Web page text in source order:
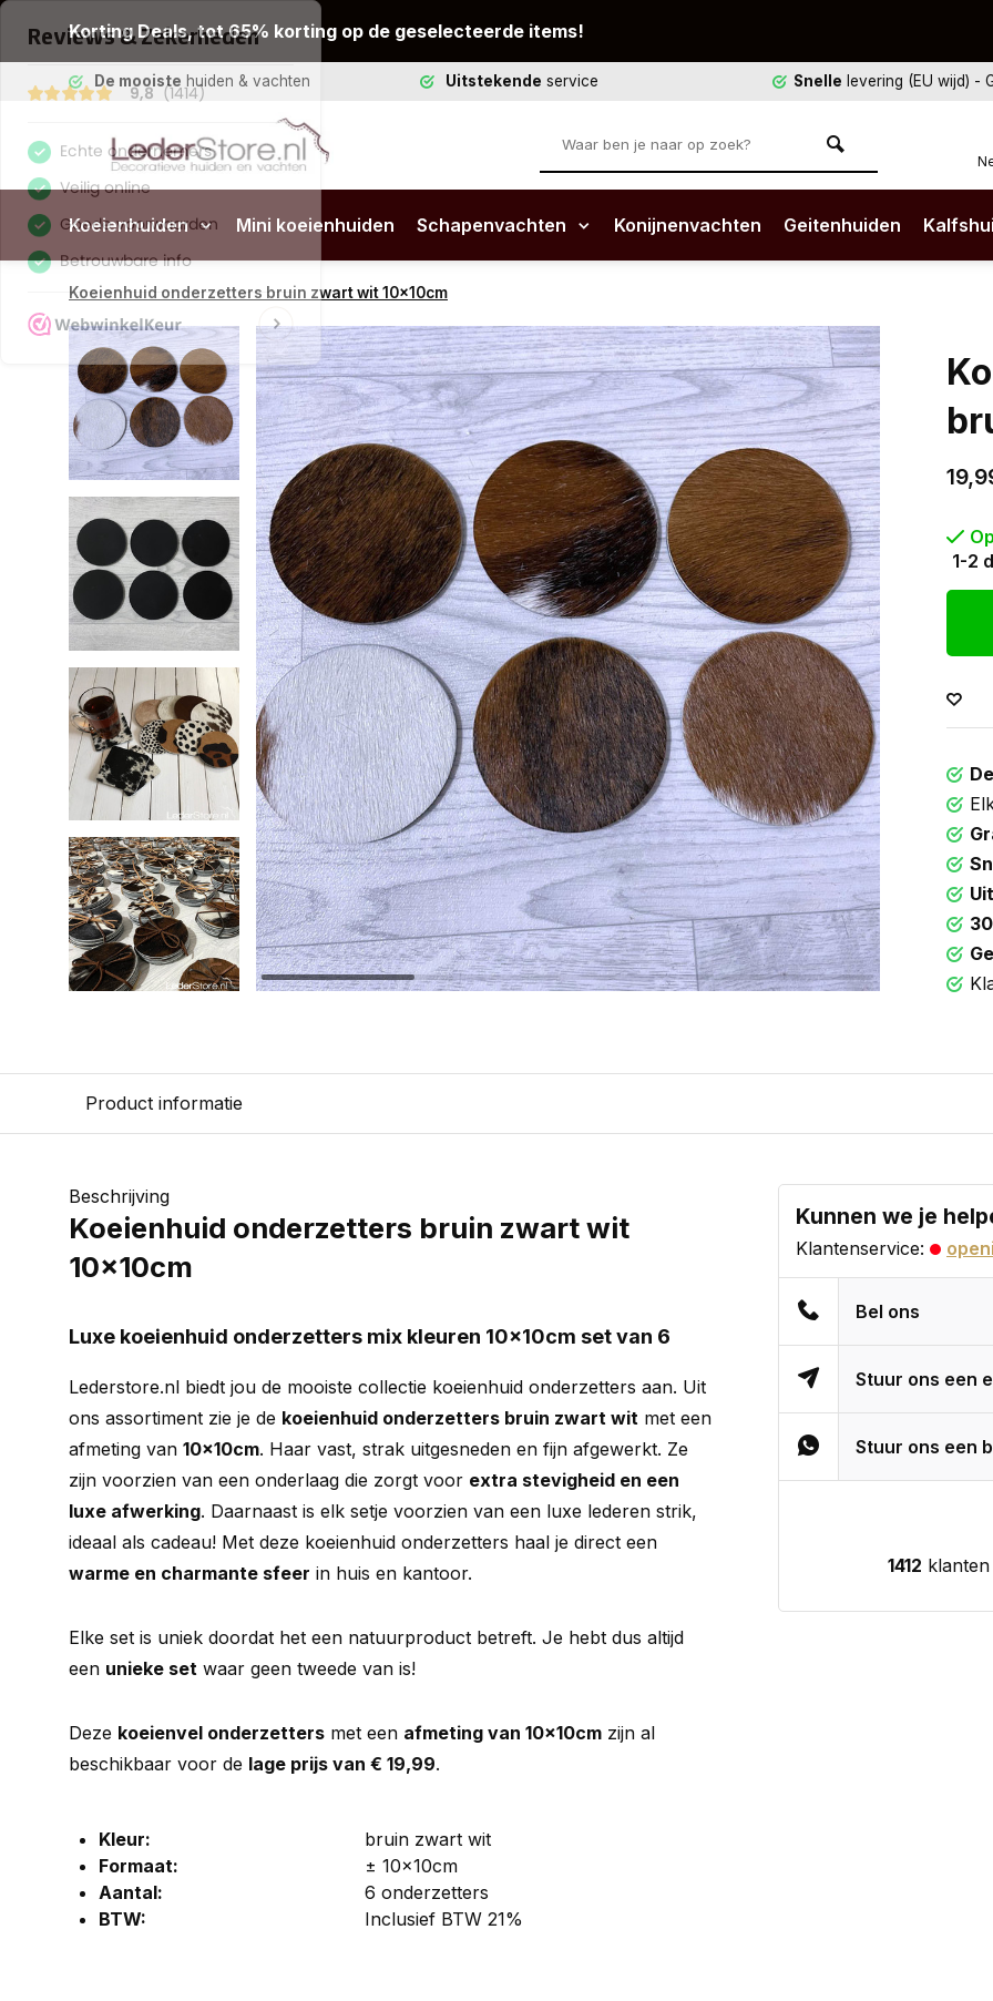
Korting Deals, tot 65% korting op de geselecteerde items!
De mooiste huiden & vachten Uitstekende service Snelle levering (EU wijd) -
Koeienhuiden Mini koeienhuiden Schapenvachten Konijnenvachten Geitenhuiden
Koeienhuid onderzetters bruin zwart wit 10x10cm
1-2
Product informatie
Beschrijving
Koeienhuid onderzetters bruin zwart wit
10x10cm
Luxe koeienhuid onderzetters mix kleuren 10x10cm set van 6
Lederstore.nl biedt jou de mooiste collectie koeienhuid onderzetters aan. Uit
ons assortiment zie je de koeienhuid onderzetters bruin zwart wit met een
afmeting van 10x10cm. Haar vast, strak uitgesneden en fijn afgewerkt. Ze
zijn voorzien van een onderlaag die zorgt voor extra stevigheid en een
luxe afwerking. Daarnaast is elk setje voorzien van een luxe lederen strik,
ideaal als cadeau! Met deze koeienhuid onderzetters haal je direct een
warme en charmante sfeer in huis en kantoor.
Elke set is uniek doordat het een natuurproduct betreft. Je hebt dus altijd
een unieke set waar geen tweede van is!
Deze koeienvel onderzetters met een afmeting van 10x10cm zijn al
beschikbaar voor de lage prijs van € 19,99.
Kleur:
Formaat:
Aantal:
BTW:
bruin zwart wit
± 10x10cm
6 onderzetters
Inclusief BTW 21%
Kunnen we je
Klantenservice:
Bel ons
Stuur ons een
Stuur ons een
1412